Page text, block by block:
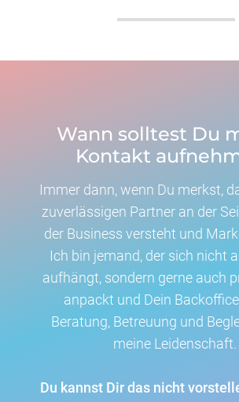
Wann solltest Du
Kontakt
Immer dann, wenn Du merkst,
zuverlässigen Partner an der
der Business versteht und
Ich bin jemand, der sich nicht
aufhängt, sondern gerne auch
anpackt und Dein
Beratung, Betreuung und
meine Leidenschaft.
Du kannst Dir das nicht